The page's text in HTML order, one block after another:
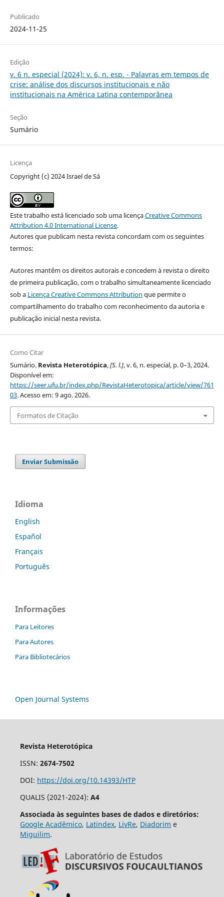
Publicado
2024-11-25
Edição
v. 6 n. especial (2024): v. 6, n. esp. - Palavras em tempos de
crise: análise dos discursos institucionais e não
institucionais na América Latina contemporânea
Seção
Sumário
Licença
Copyright (c) 2024 Israel de Sá
Este trabalho está licenciado sob uma licençaCreative Commons
Attribution 4.0 International License.
Autores que publicam nesta revista concordam com os seguintes
termos:
Autores mantêm os direitos autorais e concedem à revista o direito
de primeira publicação, com o trabalho simultaneamente licenciado
sob a Licença Creative Commons Attribution que permite o
compartilhamento do trabalho com reconhecimento da autoria e
publicação inicial nesta revista.
Como Citar
Sumário. Revista Heterotópica,[S. l.], v. 6, n. especial, p. 0–3, 2024.
Disponível em:
https://seer.ufu.br/index.php/RevistaHeterotopica/article/view/761
03. Acesso em: 9 ago. 2026.
Formatos de Citação
Enviar Submissão
Idioma
English
Español
Français
Português
Informações
Para Leitores
Para Autores
Para Bibliotecários
Open Journal Systems
Revista Heterotópica
ISSN: 2674-7502
DOI: https://doi.org/10.14393/HTP
QUALIS (2021-2024): A4
Associada às seguintes bases de dados e diretórios:
Google Acadêmico, Latindex, LivRe, Diadorim e
Miguilim.